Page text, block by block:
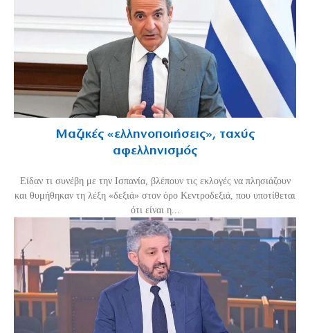
Μαζικές «ελληνοποιήσεις», ταχύς
αφελληνισμός
Είδαν τι συνέβη με την Ισπανία, βλέπουν τις εκλογές να πλησιάζουν
και θυμήθηκαν τη λέξη «δεξιά» στον όρο Κεντροδεξιά, που υποτίθεται
ότι είναι η...